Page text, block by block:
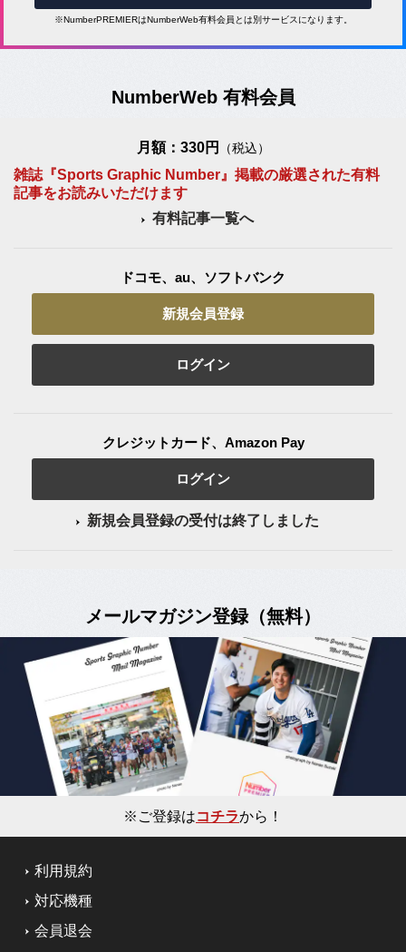
※NumberPREMIERはNumberWeb有料会員とは別サービスになります。
NumberWeb 有料会員
月額：330円 （税込）
雑誌『Sports Graphic Number』掲載の厳選された有料
記事をお読みいただけます
有料記事一覧へ
ドコモ、au、ソフトバンク
新規会員登録
ログイン
クレジットカード、Amazon Pay
ログイン
新規会員登録の受付は終了しました
メールマガジン登録（無料）
※ご登録はコチラから！
利用規約
対応機種
会員退会